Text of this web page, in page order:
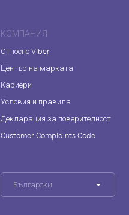
КОМПАНИЯ
Относно Viber
Център на марката
Кариери
Условия и правила
Декларация за поверителност
Customer Complaints Code
Български